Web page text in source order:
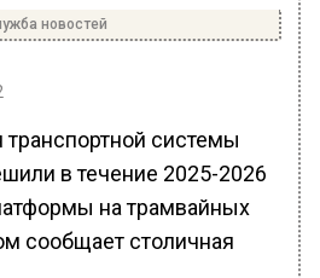
новостей
транспортной системы
в течение 2025-2026
на трамвайных
сообщает столичная